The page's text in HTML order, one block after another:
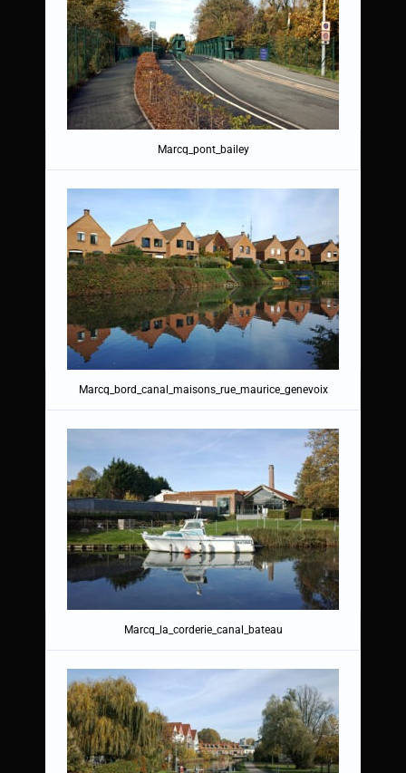
Marcq_pont_bailey
Marcq_bord_canal_maisons_rue_maurice_genevoix
Marcq_la_corderie_canal_bateau